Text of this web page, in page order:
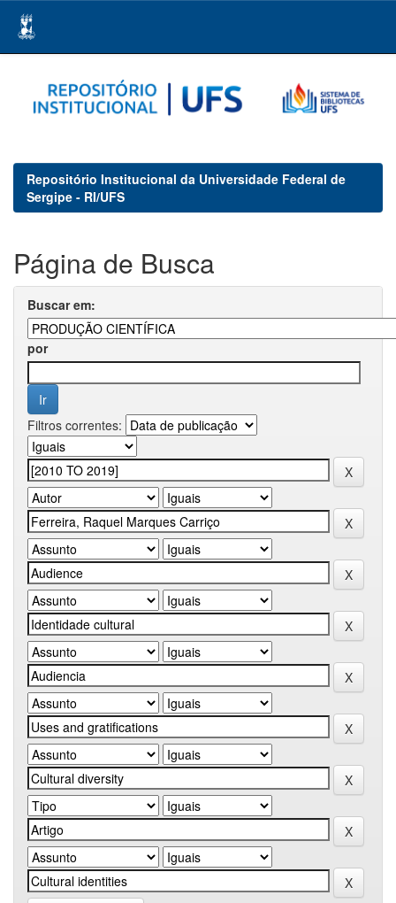
navigation
Repositório Institucional da Universidade Federal de
Sergipe - RI/UFS
Página de Busca
Buscar em:
por
Filtros correntes: